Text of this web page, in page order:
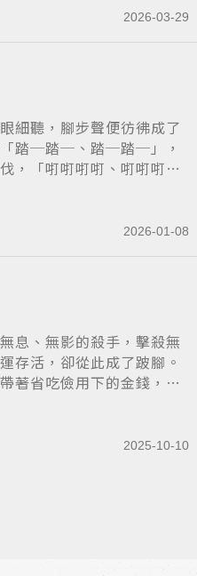
2026-03-29
細聽，腳步聲便彷彿成了
「踏─踏─、踏─踏─」，
，「咑咑咑咑、咑咑咑
2026-01-08
息、無影的殺手，擊殺無
存活，卻從此成了跛腳。
著省吃儉用下的金錢，
2025-10-10